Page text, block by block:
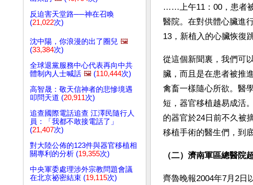
反迫害天堂路──神在召喚
(21,022次)
沈中陽，你浪漫的出了圈兒 🖼️
(33,384次)
全球退黨服務中心代表再向中共
體制內人士喊話 🖼️ (110,444次)
高智晟：敬天信神者的悲慘境遇
叩問天道 (20,911次)
追查國際電話追查 江澤民隨行人
員：「我都不敢接電話了」
(21,407次)
對大陸公佈的123件與器官移植相
關專利的分析 (19,355次)
中央軍委處理涉外宗教問題會議
在北京祕密結束 (19,115次)
……上午11：00，患者
醫院。在對供體心臟進
13，新植入的心臟恢復
從這個新聞裏，我們可
臟，而且是在患者被推
禽畜一樣隨心所欲。醫
短，器官移植越易成活
的器官於24日前不久被
移植手術的醫生們，到
（二）濟南軍區總醫
齊魯晚報2004年7月2日